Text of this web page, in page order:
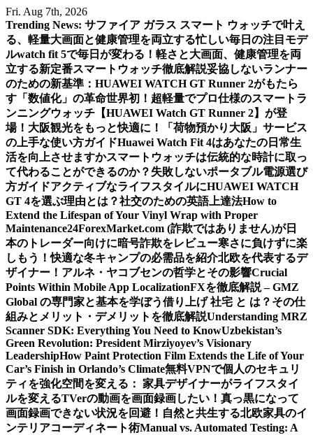
Skip
to
content
Fri. Aug 7th, 2026
Trending News: サファイア ガラス スマート ウォッチで叶え
る、軽量大画面と健康管理を両立する忙しい毎日の注目モデ
ルwatch fit 5で毎日が変わる！軽さと大画面、健康管理を両
立する新定番スマートウォッチ徹底解説妥協しないランナー
のための新基準：HUAWEI WATCH GT Runner 2がもたら
す「数値化」の革命世界初！超軽量でプロ仕様のスマートラ
ンニングウォッチ【HUAWEI Watch GT Runner 2】が登
場！ 大阪観光をもっと快適に！「荷物預かり大阪」サービス
の上手な使い方ガイドHuawei Watch Fit 4はあなたの日常生
活を向上させますかスマートウォッチは伝統的な時計に取っ
て代わることができるのか？ 失敗しないポータブル電源選び
方ガイドアクティブなライフスタイルにHUAWEI WATCH
GT 4を選ぶ理由とは？社交のための英語上達法How to
Extend the Lifespan of Your Vinyl Wrap with Proper
Maintenance24ForexMarket.com (詐欺ではありません)が日
本のトレーダー向けに暗号詐欺をレビュー寒さに負けずに楽
しもう！快適な冬キャンプの必需品を紹介北欧を代表するデ
ザイナー！アルネ・ヤコブセンの哲学とその影響Crucial
Points Within Mobile App LocalizationFXを徹底解説 – GMZ
Global の専門家と基本を学ぼう借り上げ 社宅 と は？その仕
組みとメリット・デメリットを徹底解説Understanding MRZ
Scanner SDK: Everything You Need to KnowUzbekistan’s
Green Revolution: President Mirziyoyev’s Visionary
LeadershipHow Paint Protection Film Extends the Life of Your
Car’s Finish in Orlando’s Climate無料VPNで個人のセキュリ
ティを強化空間を変える： 家具デザイナーがライフスタイ
ルを変えるTVerの動画を画面録画したい！真っ黒になって
画面録画できない状況を回避！ 自然と共生する北欧家具のイ
ンテリアコーディネート術Manual vs. Automated Testing: A